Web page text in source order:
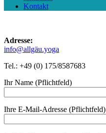
Kontakt
Adresse:
info@allgäu.yoga
Tel.: +49 (0) 175/8587683
Ihr Name (Pflichtfeld)
Ihre E-Mail-Adresse (Pflichtfeld)